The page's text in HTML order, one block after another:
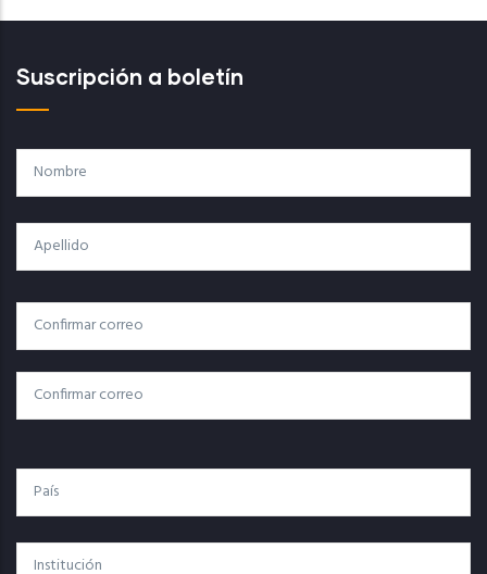
Suscripción a boletín
Nombre
Apellido
Correo
Electrónico
Correo Electrónico
Confirmar Correo
País
Institución